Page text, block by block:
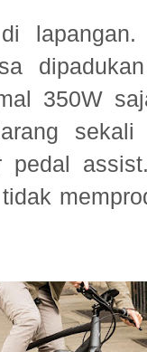
350W
sekali
pedal